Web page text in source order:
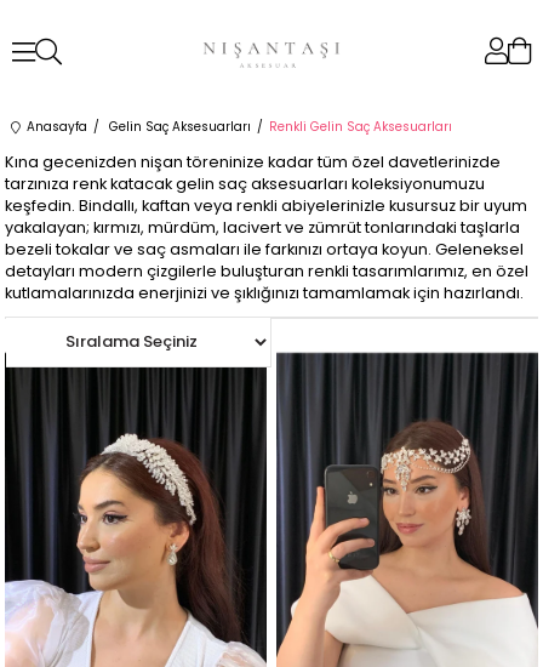
Anasayfa Gelin Saç Aksesuarları Renkli Gelin Saç Aksesuarları
Kına gecenizden nişan töreninize kadar tüm özel davetlerinizde
tarzınıza renk katacak gelin saç aksesuarları koleksiyonumuzu
keşfedin. Bindallı, kaftan veya renkli abiyelerinizle kusursuz bir uyum
yakalayan; kırmızı, mürdüm, lacivert ve zümrüt tonlarındaki taşlarla
bezeli tokalar ve saç asmaları ile farkınızı ortaya koyun. Geleneksel
detayları modern çizgilerle buluşturan renkli tasarımlarımız, en özel
kutlamalarınızda enerjinizi ve şıklığınızı tamamlamak için hazırlandı.